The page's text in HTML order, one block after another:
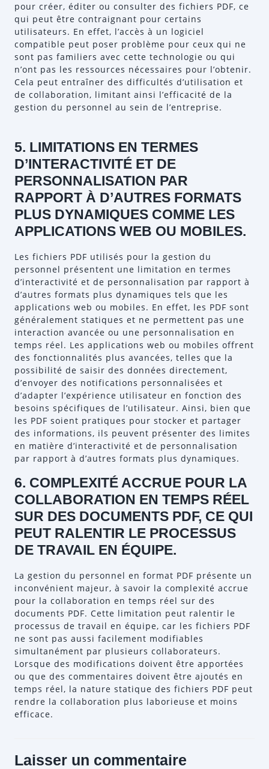
pour créer, éditer ou consulter des fichiers PDF, ce
qui peut être contraignant pour certains
utilisateurs. En effet, l’accès à un logiciel
compatible peut poser problème pour ceux qui ne
sont pas familiers avec cette technologie ou qui
n’ont pas les ressources nécessaires pour l’obtenir.
Cela peut entraîner des difficultés d’utilisation et
de collaboration, limitant ainsi l’efficacité de la
gestion du personnel au sein de l’entreprise.
5. LIMITATIONS EN TERMES
D’INTERACTIVITÉ ET DE
PERSONNALISATION PAR
RAPPORT À D’AUTRES FORMATS
PLUS DYNAMIQUES COMME LES
APPLICATIONS WEB OU MOBILES.
Les fichiers PDF utilisés pour la gestion du
personnel présentent une limitation en termes
d’interactivité et de personnalisation par rapport à
d’autres formats plus dynamiques tels que les
applications web ou mobiles. En effet, les PDF sont
généralement statiques et ne permettent pas une
interaction avancée ou une personnalisation en
temps réel. Les applications web ou mobiles offrent
des fonctionnalités plus avancées, telles que la
possibilité de saisir des données directement,
d’envoyer des notifications personnalisées et
d’adapter l’expérience utilisateur en fonction des
besoins spécifiques de l’utilisateur. Ainsi, bien que
les PDF soient pratiques pour stocker et partager
des informations, ils peuvent présenter des limites
en matière d’interactivité et de personnalisation
par rapport à d’autres formats plus dynamiques.
6. COMPLEXITÉ ACCRUE POUR LA
COLLABORATION EN TEMPS RÉEL
SUR DES DOCUMENTS PDF, CE QUI
PEUT RALENTIR LE PROCESSUS
DE TRAVAIL EN ÉQUIPE.
La gestion du personnel en format PDF présente un
inconvénient majeur, à savoir la complexité accrue
pour la collaboration en temps réel sur des
documents PDF. Cette limitation peut ralentir le
processus de travail en équipe, car les fichiers PDF
ne sont pas aussi facilement modifiables
simultanément par plusieurs collaborateurs.
Lorsque des modifications doivent être apportées
ou que des commentaires doivent être ajoutés en
temps réel, la nature statique des fichiers PDF peut
rendre la collaboration plus laborieuse et moins
efficace.
Laisser un commentaire